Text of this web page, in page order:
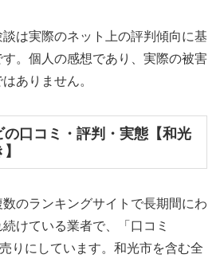
は実際のネット上の評判傾向に基
。個人の感想であり、実際の被害
ありません。
の口コミ・評判・実態【和光
のランキングサイトで長期間にわ
けている業者で、「口コミ
りにしています。和光市を含む全